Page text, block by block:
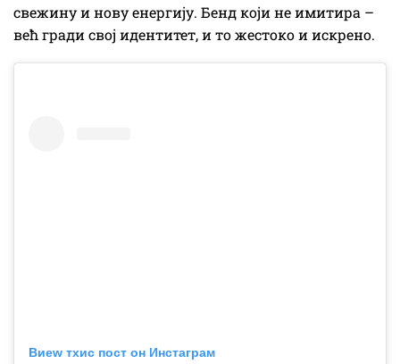
свежину и нову енергију. Бенд који не имитира –
већ гради свој идентитет, и то жестоко и искрено.
Виеw тхис пост он Инстаграм